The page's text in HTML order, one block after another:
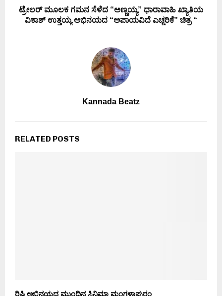
ಟ್ರೇಲರ್ ಮೂಲಕ ಗಮನ ಸೆಳೆದ “ಅಣ್ಣಯ್ಯ” ಧಾರಾವಾಹಿ ಖ್ಯಾತಿಯ
ವಿಕಾಶ್ ಉತ್ತಯ್ಯ ಅಭಿನಯದ “ಅಪಾಯವಿದೆ ಎಚ್ಚರಿಕೆ” ಚಿತ್ರ “
Kannada Beatz
RELATED POSTS
ರಿಷಿ ಅಭಿನಯದ ಮುಂದಿನ‌ ಸಿನಿಮಾ ಮಂಗಳಾಪುರಂ